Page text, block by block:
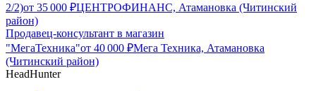
2/2)от 35 000 ₽ЦЕНТРОФИНАНС, Атамановка (Читинский
район)
Продавец-консультант в магазин
"МегаТехника"от 40 000 ₽Мега Техника, Атамановка
(Читинский район)
HeadHunter